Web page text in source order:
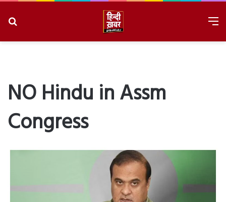
NO Hindu in Assm
Congress